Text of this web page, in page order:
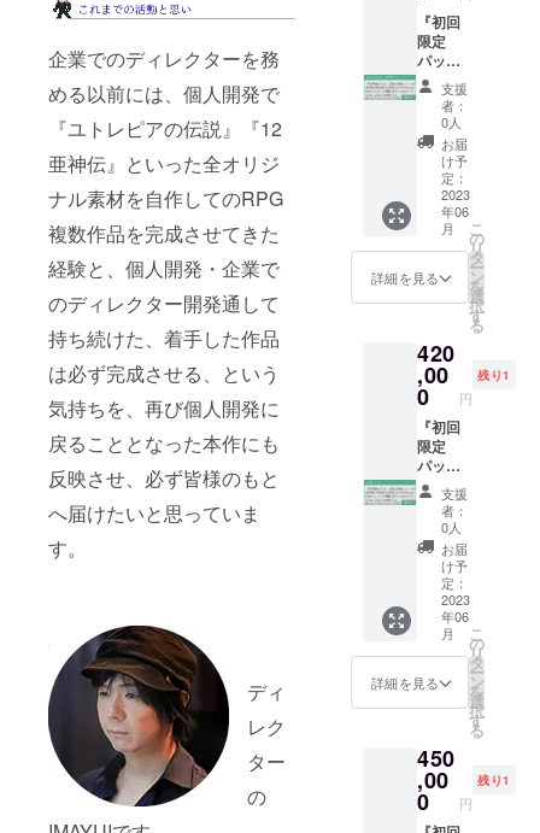
企業でのディレクターを務
める以前には、個人開発で
『ユトレピアの伝説』『12
亜神伝』といった全オリジ
ナル素材を自作してのRPG
複数作品を完成させてきた
経験と、個人開発・企業で
のディレクター開発通して
持ち続けた、着手した作品
は必ず完成させる、という
気持ちを、再び個人開発に
戻ることとなった本作にも
反映させ、必ず皆様のもと
へ届けたいと思っていま
す。
ディ
レク
ター
の
パッ
ケージ
版」
「限定
サウン
ドト
ラック
（CD※
品）」
「設定
資料
集」
「キャ
ラク
アファ
イル特
典」は
今回の
クラウ
ドファ
ンディ
ング限
定とな
りま
す。
お願い
致しま
す。
（あま
りに世
界観に
反する
武器・
防具や
著作権
等を侵
害する
名称や
は、内
容をご
きま
す。）
『初回
限定
パッ
ケージ
版+特
典』
コース
同様、
「キャ
ラク
ターボ
イス」
「クリ
アファ
典」の
内容も
い。
(一枚絵)
なし
の、
キャラ
会話に
なりま
す。動
きを付
けたり
場所移
動や演
出も、
可。）
プラン
ナー：
レジッ
ト致し
ます。
（クレ
ジット
はアペ
ンド
ディス
ク版の
エン
ディン
グおよ
び設定
資料集
に掲載
致しま
す。）
（ご支
に、掲
載する
お名前
をご記
りに世
界観や
キャラ
設定に
反する
イベン
トや著
作権等
を侵害
するイ
ベント
等は、
内容を
ご相談
させて
（イベ
ント
カット
(一枚絵)
なし
の、バ
トル中
のキャ
ラ会話
になり
ます。
魔法・
必殺技
や増
援・逃
走・撃
破等の
演出
も、
殺技
は、火
の魔
法・氷
くか、
クラウ
ドファ
ンディ
ング終
了後に
こちら
から
メール
致しま
すの
で、そ
の際に
希望内
容を返
の場合
備考欄
に終了
後希望
と記入
下さ
い）で
お願い
致しま
す。
（あま
りに世
界観や
キャラ
設定に
反する
マップ
や著作
権等を
プ等
は、内
容をご
相談さ
拡張さ
れる
ゲーム
内の町
やダン
ジョン
に設置
しま
す。お
よび設
定資料
集に掲
載しま
す。 備
考欄に
載頂く
か、ク
ラウド
ファン
ディン
グ終了
後にこ
ちらか
らメー
ル致し
ますの
で、そ
の際に
希望内
容を返
信頂く
形（そ
の場合
備考欄
と記入
下さ
い）で
お願い
『初回
限定
パッ
ケージ
版+特
典』
コース+
好きな
キャラ
グラ
フィッ
（ドッ
ト絵
キャ
作成の
上、
ゲーム
本編で
プレイ
できる
ように
した
ゲーム
ディス
クが封
入され
ます。
あなた
だけの
特別
バー
ジョン
になり
に希望
内容を
記載頂
くか、
支援
者：
0人
お届
け予
定：
2023
年06
月
詳細を見る
こ
の
リ
タ
ー
ン
を
選
択
す
る
420
,00
0 円
残り1
『初回
限定
パッ
ケージ
版+特
典』
コース+
ハゲの
キャラ
グラ
フィッ
（ドッ
ト絵
キャ
作成の
上、
ゲーム
本編で
支援
者：
0人
お届
け予
定：
2023
年06
月
詳細を見る
こ
の
リ
タ
ー
ン
を
選
択
す
る
450
,00
0 円
残り1